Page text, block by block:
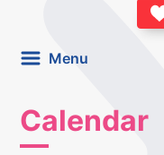
Menu
Calendar